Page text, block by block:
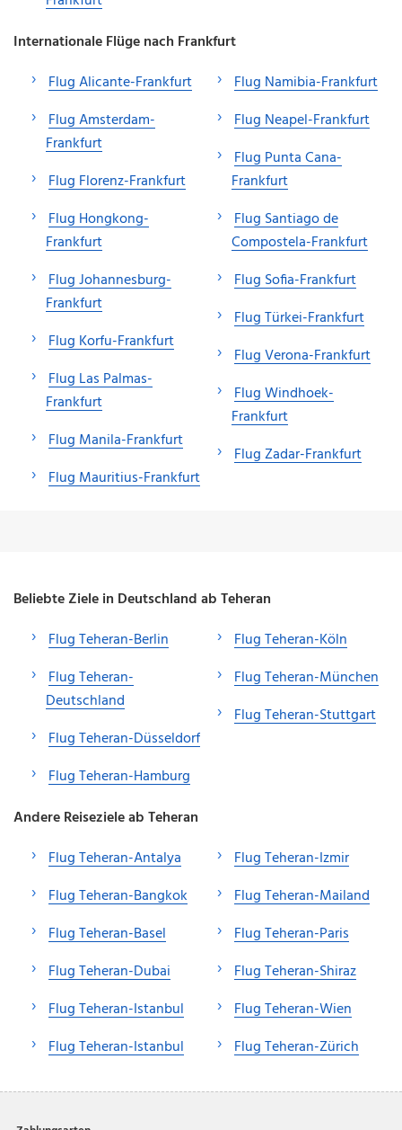
Internationale Flüge nach Frankfurt
Flug Alicante-Frankfurt
Flug Amsterdam-
Frankfurt
Flug Florenz-Frankfurt
Flug Hongkong-
Frankfurt
Flug Johannesburg-
Frankfurt
Flug Korfu-Frankfurt
Flug Las Palmas-
Frankfurt
Flug Manila-Frankfurt
Flug Mauritius-Frankfurt
Flug Namibia-Frankfurt
Flug Neapel-Frankfurt
Flug Punta Cana-
Frankfurt
Flug Santiago de
Compostela-Frankfurt
Flug Sofia-Frankfurt
Flug Türkei-Frankfurt
Flug Verona-Frankfurt
Flug Windhoek-
Frankfurt
Flug Zadar-Frankfurt
Beliebte Ziele in Deutschland ab Teheran
Flug Teheran-Berlin
Flug Teheran-
Deutschland
Flug Teheran-Düsseldorf
Flug Teheran-Hamburg
Flug Teheran-Köln
Flug Teheran-München
Flug Teheran-Stuttgart
Andere Reiseziele ab Teheran
Flug Teheran-Antalya
Flug Teheran-Bangkok
Flug Teheran-Basel
Flug Teheran-Dubai
Flug Teheran-Istanbul
Flug Teheran-Istanbul
Flug Teheran-Izmir
Flug Teheran-Mailand
Flug Teheran-Paris
Flug Teheran-Shiraz
Flug Teheran-Wien
Flug Teheran-Zürich